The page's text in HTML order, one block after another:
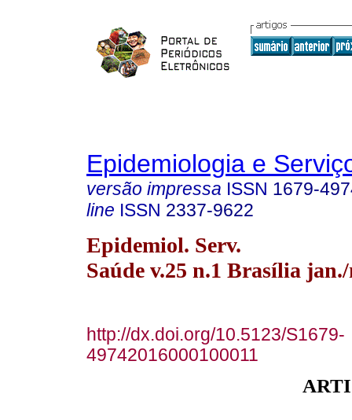
Epidemiologia e
versão impressa ISSN 1679-
line ISSN 2337-9622
Epidemiol. Serv.
Saúde v.25 n.1 Brasília
http://dx.doi.org/10.5123/S1679-
49742016000100011